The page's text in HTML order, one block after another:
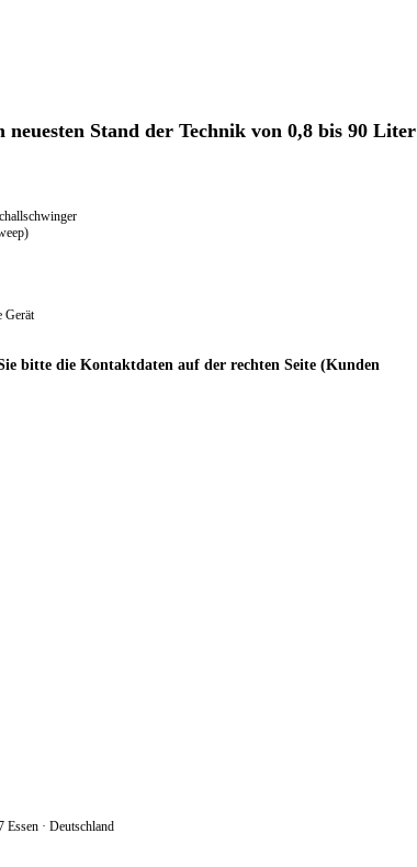
Stand der Technik von 0,8 bis 90 Liter
Gerät
bitte die Kontaktdaten auf der rechten Seite (Kunden
Essen · Deutschland